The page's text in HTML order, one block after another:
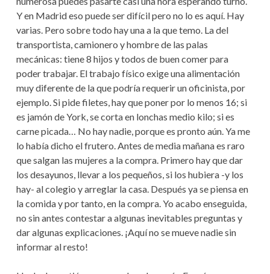
Y en Madrid eso puede ser difícil pero no lo es aquí. Hay
varias. Pero sobre todo hay una a la que temo. La del
transportista, camionero y hombre de las palas
mecánicas: tiene 8 hijos y todos de buen comer para
poder trabajar. El trabajo físico exige una alimentación
muy diferente de la que podría requerir un oficinista, por
ejemplo. Si pide filetes, hay que poner por lo menos 16; si
es jamón de York, se corta en lonchas medio kilo; si es
carne picada… No hay nadie, porque es pronto aún. Ya me
lo había dicho el frutero. Antes de media mañana es raro
que salgan las mujeres a la compra. Primero hay que dar
los desayunos, llevar a los pequeños, si los hubiera -y los
hay- al colegio y arreglar la casa. Después ya se piensa en
la comida y por tanto, en la compra. Yo acabo enseguida,
no sin antes contestar a algunas inevitables preguntas y
dar algunas explicaciones. ¡Aquí no se mueve nadie sin
informar al resto!